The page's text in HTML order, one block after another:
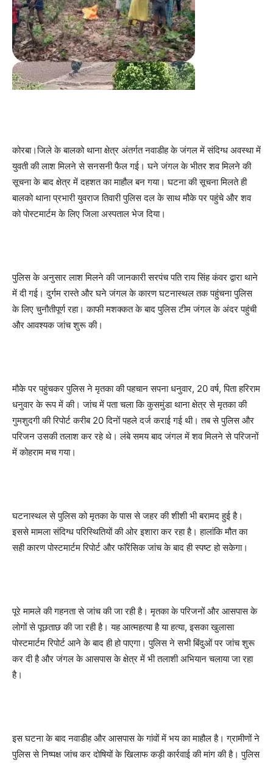
कोरबा।जिले के बालको थाना क्षेत्र अंतर्गत नवाडीह के जंगल में संदिग्ध अवस्था में
युवती की लाश मिलने से सनसनी फैल गई। घने जंगल के भीतर शव मिलने की
सूचना के बाद क्षेत्र में दहशत का माहौल बन गया। घटना की सूचना मिलते ही
बालको थाना प्रभारी युवराज तिवारी पुलिस दल के साथ मौके पर पहुंचे और शव
को पोस्टमार्टम के लिए जिला अस्पताल भेज दिया।
पुलिस के अनुसार लाश मिलने की जानकारी सरपंच पति राय सिंह कंवर द्वारा थाने
में दी गई। दुर्गम रास्ते और घने जंगल के कारण घटनास्थल तक पहुंचना पुलिस
के लिए चुनौतीपूर्ण रहा। काफी मशक्कत के बाद पुलिस टीम जंगल के अंदर पहुंची
और आवश्यक जांच शुरू की।
मौके पर पहुंचकर पुलिस ने मृतका की पहचान सपना धनुवार, 20 वर्ष, पिता हरिराम
धनुवार के रूप में की। जांच में पता चला कि कुसमुंडा थाना क्षेत्र से मृतका की
गुमशुदगी की रिपोर्ट करीब 20 दिनों पहले दर्ज कराई गई थी। तब से पुलिस और
परिजन उसकी तलाश कर रहे थे। लंबे समय बाद जंगल में शव मिलने से परिजनों
में कोहराम मच गया।
घटनास्थल से पुलिस को मृतका के पास से जहर की शीशी भी बरामद हुई है।
इससे मामला संदिग्ध परिस्थितियों की ओर इशारा कर रहा है। हालांकि मौत का
सही कारण पोस्टमार्टम रिपोर्ट और फॉरेंसिक जांच के बाद ही स्पष्ट हो सकेगा।
पूरे मामले की गहनता से जांच की जा रही है। मृतका के परिजनों और आसपास के
लोगों से पूछताछ की जा रही है। यह आत्महत्या है या हत्या, इसका खुलासा
पोस्टमार्टम रिपोर्ट आने के बाद ही हो पाएगा। पुलिस ने सभी बिंदुओं पर जांच शुरू
कर दी है और जंगल के आसपास के क्षेत्र में भी तलाशी अभियान चलाया जा रहा
है।
इस घटना के बाद नवाडीह और आसपास के गांवों में भय का माहौल है। ग्रामीणों ने
पुलिस से निष्पक्ष जांच कर दोषियों के खिलाफ कड़ी कार्रवाई की मांग की है। पुलिस